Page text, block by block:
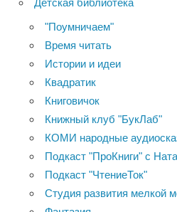
Детская библиотека
"Поумничаем"
Время читать
Истории и идеи
Квадратик
Книговичок
Книжный клуб "БукЛаб"
КОМИ народные
Подкаст "ПроКниги" с
Подкаст "ЧтениеТок"
Студия развития мелкой